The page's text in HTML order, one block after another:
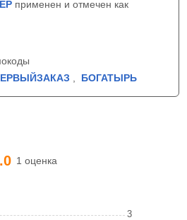
применен и отмечен как
БОГАТЫРЬ
1 оценка
3